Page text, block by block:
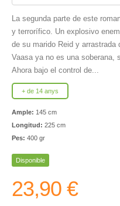
La segunda parte de este
y terrorífico. Un explosivo
de su marido Reid y arrastrada
Vaasa ya no es una soberana,
Ahora bajo el control de...
+ de 14 anys
Ample: 145 cm
Longitud: 225 cm
Pes: 400 gr
Disponible
23,90 €